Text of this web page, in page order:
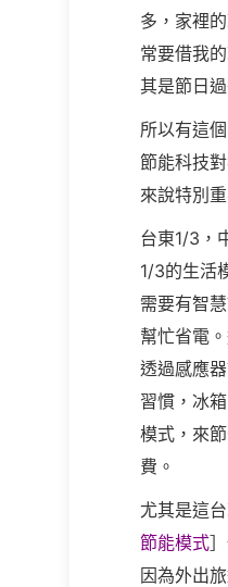
多，家裡
常要借我
其是節日
所以有這
節能科技
來說特別重
台東1/3，
1/3的生活
需要有智
幫忙省電
透過感應
習慣，冰
模式，來
費。
尤其是這台
節能模式
因為外出